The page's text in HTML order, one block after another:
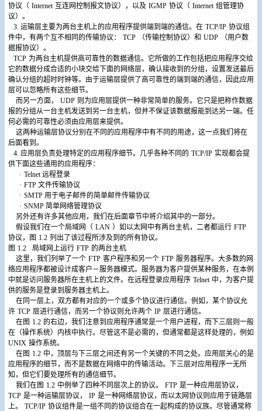
协议（ Internet 互连网控制报文协议），以及 IGMP 协议（ Internet 组管理协
议）。
3. 运输层主要为两台主机上的应用程序提供端到端的通信。在 TCP/IP 协议组
件中，有两个互不相同的传输协议：
TCP （传输控制协议）和 UDP
（用户数
据报协议）。
TCP 为两台主机提供高可靠性的数据通信。它所做的工作包括把应用程序交给
它的数据分成合适的小块交给下面的网络层，确认接收到的分组，设置发送最后
确认分组的超时时钟等。由于运输层提供了高可靠性的端到端的通信，因此应用
层可以忽略所有这些细节。
而另一方面，
UDP 则为应用层提供一种非常简单的服务。它只是把称作数据
报的分组从一台主机发送到另一台主机，但并不保证该数据报能到达另一端。任
何必需的可靠性必须由应用层来提供。
这两种运输层协议分别在不同的应用程序中有不同的用途，这一点我们将在
后面看到。
4. 应用层负责处理特定的应用程序细节。几乎各种不同的 TCP/IP 实现都会提
供下面这些通用的应用程序：
· Telnet远程登录
· FTP 文件传输协议
· SMTP 用于电子邮件的简单邮件传输协议
· SNMP 简单网络管理协议
另外还有许多其他应用，我们在后面章节中将介绍其中的一部分。
假设我们在一个局域网（ LAN ）如以太网中有两台主机，二者都运行 FTP
协议，图 1.2 列出了该过程所涉及到的所有协议。
图 1.2 局域网上运行 FTP 的两台主机
这里，我们列举了一个 FTP 客户程序和另一个 FTP 服务器程序。大多数的网
络应用程序都被设计成客户－服务器模式。服务器为客户提供某种服务，在本例
中就是访问服务器所在主机上的文件。在远程登录应用程序 Telnet 中，为客户提
供的服务是登录到服务器主机上。
在同一层上，双方都有对应的一个或多个协议进行通信。例如，某个协议允
许 TCP 层进行通信，而另一个协议则允许两个 IP 层进行通信。
在图 1.2 的右边，我们注意到应用程序通常是一个用户进程，而下三层则一般
在（操作系统）内核中执行。尽管这不是必需的，但通常都是这样处理的，例如
UNIX 操作系统。
在图 1.2 中，顶层与下三层之间还有另一个关键的不同之处。应用层关心的是
应用程序的细节，而不是数据在网络中的传输活动。下三层对应用程序一无所
知，但它们要处理所有的通信细节。
我们在图 1.2 中例举了四种不同层次上的协议。 FTP 是一种应用层协议，
TCP 是一种运输层协议， IP 是一种网络层协议，而以太网协议则应用于链路层
上。
TCP/IP 协议组件是一组不同的协议组合在一起构成的协议族。尽管通常称